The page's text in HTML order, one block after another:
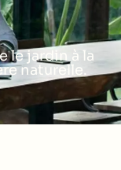
le jardin à la
naturelle.